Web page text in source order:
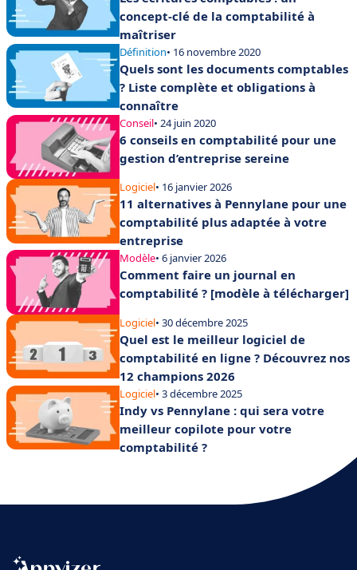
concept-clé de la comptabilité à
maîtriser
Définition• 16 novembre 2020
Quels sont les documents comptables
? Liste complète et obligations à
connaître
Conseil• 24 juin 2020
6 conseils en comptabilité pour une
gestion d’entreprise sereine
Logiciel• 16 janvier 2026
11 alternatives à Pennylane pour une
comptabilité plus adaptée à votre
entreprise
Modèle• 6 janvier 2026
Comment faire un journal en
comptabilité ? [modèle à télécharger]
Logiciel• 30 décembre 2025
Quel est le meilleur logiciel de
comptabilité en ligne ? Découvrez nos
12 champions 2026
Logiciel• 3 décembre 2025
Indy vs Pennylane : qui sera votre
meilleur copilote pour votre
comptabilité ?